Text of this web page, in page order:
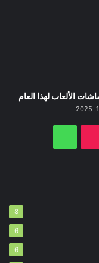
الألعاب لهذا العام
8
6
6